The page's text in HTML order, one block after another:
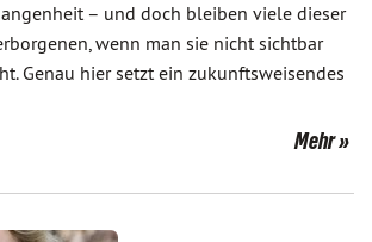
– und doch bleiben viele dieser
wenn man sie nicht sichtbar
Genau hier setzt ein zukunftsweisendes
Mehr